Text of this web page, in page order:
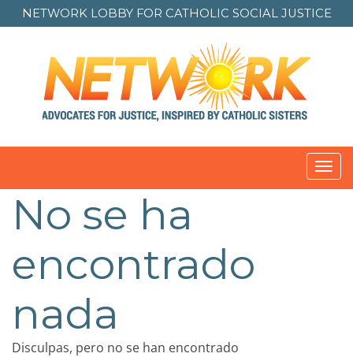
NETWORK LOBBY FOR CATHOLIC SOCIAL JUSTICE
No se ha
encontrado
nada
Disculpas, pero no se han encontrado